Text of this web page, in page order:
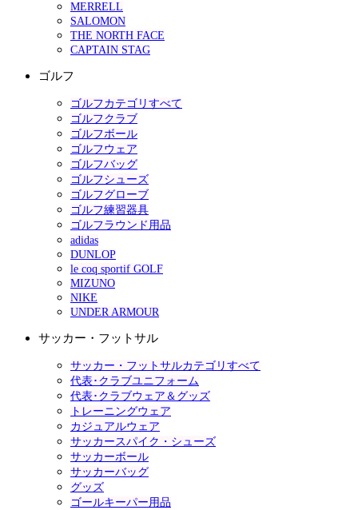
MERRELL
SALOMON
THE NORTH FACE
CAPTAIN STAG
ゴルフ
ゴルフカテゴリすべて
ゴルフクラブ
ゴルフボール
ゴルフウェア
ゴルフバッグ
ゴルフシューズ
ゴルフグローブ
ゴルフ練習器具
ゴルフラウンド用品
adidas
DUNLOP
le coq sportif GOLF
MIZUNO
NIKE
UNDER ARMOUR
サッカー・フットサル
サッカー・フットサルカテゴリすべて
代表･クラブユニフォーム
代表･クラブウェア＆グッズ
トレーニングウェア
カジュアルウェア
サッカースパイク・シューズ
サッカーボール
サッカーバッグ
グッズ
ゴールキーパー用品